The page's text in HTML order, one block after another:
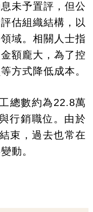
未予置評，但公
估組織結構，以
域。相關人士指
額龐大，為了控
方式降低成本。
總數約為22.8萬
行銷職位。由於
束，過去也常在
動。